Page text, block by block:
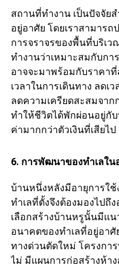
สถานที่ทำงาน เป็นปัจจัย
อยู่อาศัย โดยเราสามาร
การจราจรของพื้นที่บริเว
ทำงานว่าเหมาะสมกับกา
อาจจะมาพร้อมกับราคาที่
เวลาในการเดินทาง ลด
ลดความเครียดสะสมจาก
ทำให้ชีวิตได้พักผ่อนอยู่กั
ค่ามากกว่าตัวเงินที่เสียไป
6. การพัฒนาของทำเลใ
บ้านหนึ่งหลังมีอายุการใ
ทำเลที่ตั้งจึงต้องมองไปถึ
เลือกสร้างบ้านหรูนั้นมีแ
อนาคตของทำเลที่อยู่อาศั
ทางด่วนตัดใหม่ โครงกา
ไม่ มีแผนการก่อสร้างห้า